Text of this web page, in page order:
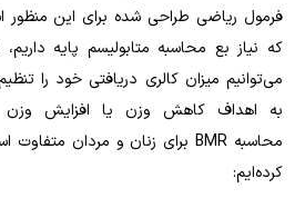
فرمول ریاضی طراحی شده برای این منظور
که نیاز بع محاسبه متابولیسم پایه
می‌توانیم میزان کالری دریافتی خود را
به اهداف کاهش وزن یا افزایش وزن
محاسبه BMR برای زنان و مردان متفاوت
کرده‌ایم: